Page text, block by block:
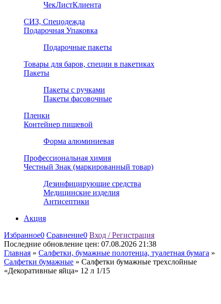
ЧекЛистКлиента
СИЗ, Спецодежда
Подарочная Упаковка
Подарочные пакеты
Товары для баров, специи в пакетиках
Пакеты
Пакеты с ручками
Пакеты фасовочные
Пленки
Контейнер пищевой
Форма алюминиевая
Профессиональная химия
Честный Знак (маркированный товар)
Дезинфицирующие средства
Медицинские изделия
Антисептики
Акция
Избранное0 Сравнение0 Вход / Регистрация
Последние обновление цен: 07.08.2026 21:38
Главная » Салфетки, бумажные полотенца, туалетная бумага »
Салфетки бумажные » Салфетки бумажные трехслойные
«Декоративные яйца» 12 л 1/15